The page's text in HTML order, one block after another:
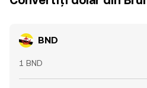
BND
1 BND